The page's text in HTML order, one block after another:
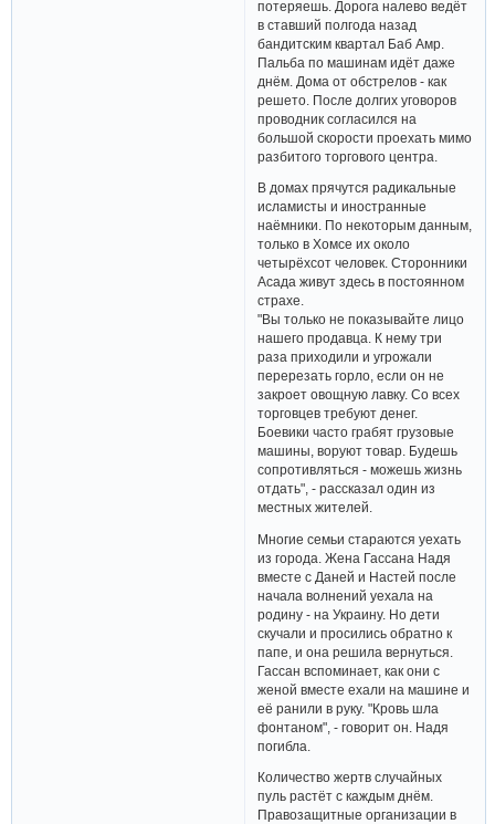
потеряешь. Дорога налево ведёт
в ставший полгода назад
бандитским квартал Баб Амр.
Пальба по машинам идёт даже
днём. Дома от обстрелов - как
решето. После долгих уговоров
проводник согласился на
большой скорости проехать мимо
разбитого торгового центра.
В домах прячутся радикальные
исламисты и иностранные
наёмники. По некоторым данным,
только в Хомсе их около
четырёхсот человек. Сторонники
Асада живут здесь в постоянном
страхе.
"Вы только не показывайте лицо
нашего продавца. К нему три
раза приходили и угрожали
перерезать горло, если он не
закроет овощную лавку. Со всех
торговцев требуют денег.
Боевики часто грабят грузовые
машины, воруют товар. Будешь
сопротивляться - можешь жизнь
отдать", - рассказал один из
местных жителей.
Многие семьи стараются уехать
из города. Жена Гассана Надя
вместе с Даней и Настей после
начала волнений уехала на
родину - на Украину. Но дети
скучали и просились обратно к
папе, и она решила вернуться.
Гассан вспоминает, как они с
женой вместе ехали на машине и
её ранили в руку. "Кровь шла
фонтаном", - говорит он. Надя
погибла.
Количество жертв случайных
пуль растёт с каждым днём.
Правозащитные организации в